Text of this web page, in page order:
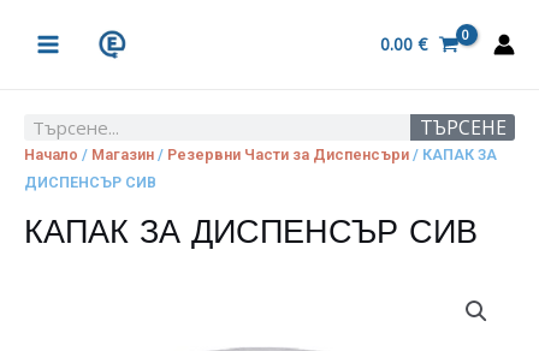
MENU
0.00 €
Search ТЪРСЕНЕ
Начало / Магазин / Резервни Части за Диспенсъри / КАПАК ЗА
ДИСПЕНСЪР СИВ
КАПАК ЗА ДИСПЕНСЪР СИВ